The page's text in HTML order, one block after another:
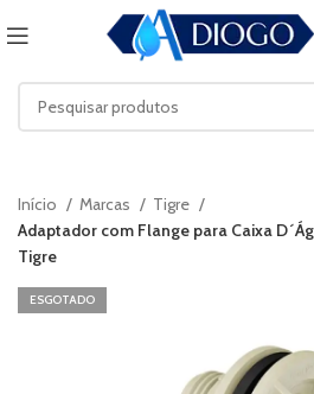
Início Marcas
Tigre
Adaptador com Flange para Caixa
Tigre
ESGOTADO